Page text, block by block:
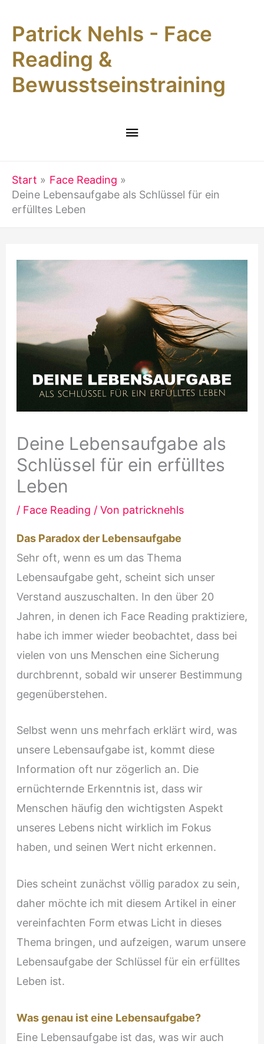
InhaltPatrick Nehls - Face
Reading &
Bewusstseinstraining
Hauptmenü
Start
Face Reading
Deine Lebensaufgabe als Schlüssel für ein
erfülltes Leben
Deine Lebensaufgabe als
Schlüssel für ein erfülltes
Leben
/ Face Reading / Von patricknehls
Das Paradox der Lebensaufgabe
Sehr oft, wenn es um das Thema
Lebensaufgabe geht, scheint sich unser
Verstand auszuschalten. In den über 20
Jahren, in denen ich Face Reading praktiziere,
habe ich immer wieder beobachtet, dass bei
vielen von uns Menschen eine Sicherung
durchbrennt, sobald wir unserer Bestimmung
gegenüberstehen.
Selbst wenn uns mehrfach erklärt wird, was
unsere Lebensaufgabe ist, kommt diese
Information oft nur zögerlich an. Die
ernüchternde Erkenntnis ist, dass wir
Menschen häufig den wichtigsten Aspekt
unseres Lebens nicht wirklich im Fokus
haben, und seinen Wert nicht erkennen.
Dies scheint zunächst völlig paradox zu sein,
daher möchte ich mit diesem Artikel in einer
vereinfachten Form etwas Licht in dieses
Thema bringen, und aufzeigen, warum unsere
Lebensaufgabe der Schlüssel für ein erfülltes
Leben ist.
Was genau ist eine Lebensaufgabe?
Eine Lebensaufgabe ist das, was wir auch